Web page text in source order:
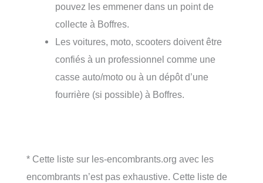
pouvez les emmener dans un point de
collecte à Boffres.
Les voitures, moto, scooters doivent être
confiés à un professionnel comme une
casse auto/moto ou à un dépôt d’une
fourrière (si possible) à Boffres.
* Cette liste sur les-encombrants.org avec les
encombrants n’est pas exhaustive. Cette liste de